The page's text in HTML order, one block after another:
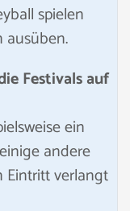
spielen
ausüben.
Festivals auf
ein
andere
verlangt